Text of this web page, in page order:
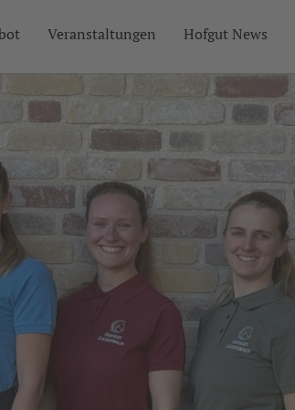
Veranstaltungen Hofgut News